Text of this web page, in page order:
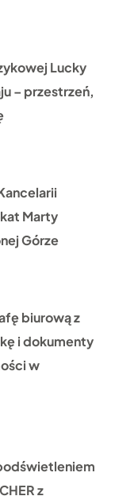
Lucky
– przestrzeń,
Marty
Górze
biurową z
i dokumenty
w
z